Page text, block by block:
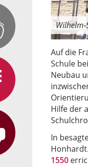
Wilhelm-
Auf die
Schule
Neubau
Hilfe der
In
1550